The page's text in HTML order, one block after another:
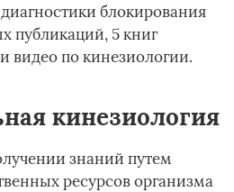
блокирования
публикаций, 5 книг
видео по кинезиологии.
кинезиология
знаний путем
ресурсов организма